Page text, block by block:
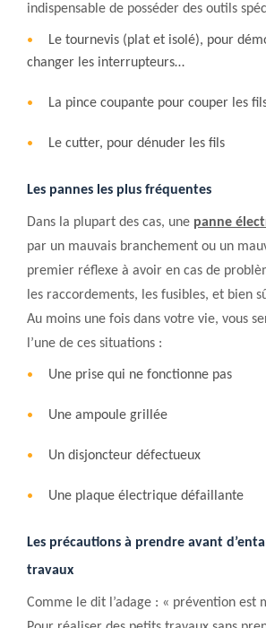
indispensable de posséder des outils
Le tournevis (plat et isolé), pour
changer les interrupteurs…
La pince coupante pour couper les
Le cutter, pour dénuder les fils
Les pannes les plus fréquentes
Dans la plupart des cas, une panne
par un mauvais branchement ou un
premier réflexe à avoir en cas de
les raccordements, les fusibles, et bien
Au moins une fois dans votre vie, vous
l’une de ces situations :
Une prise qui ne fonctionne pas
Une ampoule grillée
Un disjoncteur défectueux
Une plaque électrique défaillante
Les précautions à prendre avant
travaux
Comme le dit l’adage : « prévention est